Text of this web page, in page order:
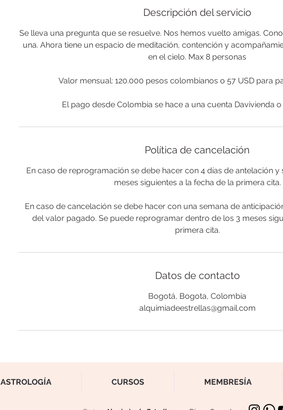
Descripción del servicio
Se lleva una pregunta que se resuelve. Nos hemos vuelto amigas.
una. Ahora tiene un espacio de meditación, contención y
en el cielo. Max 8 personas
Valor mensual: 120.000 pesos colombianos o 57 USD para
Política de cancelación
En caso de reprogramación se debe hacer con 4 días de antelación
meses siguientes a la fecha de la primera cita.
En caso de cancelación se debe hacer con una semana de
del valor pagado. Se puede reprogramar dentro de los 3 meses
primera cita.
Datos de contacto
Bogotá, Bogota, Colombia
alquimiadeestrellas@gmail.com
ASTROLOGÍA CURSOS MEMBRESÍA